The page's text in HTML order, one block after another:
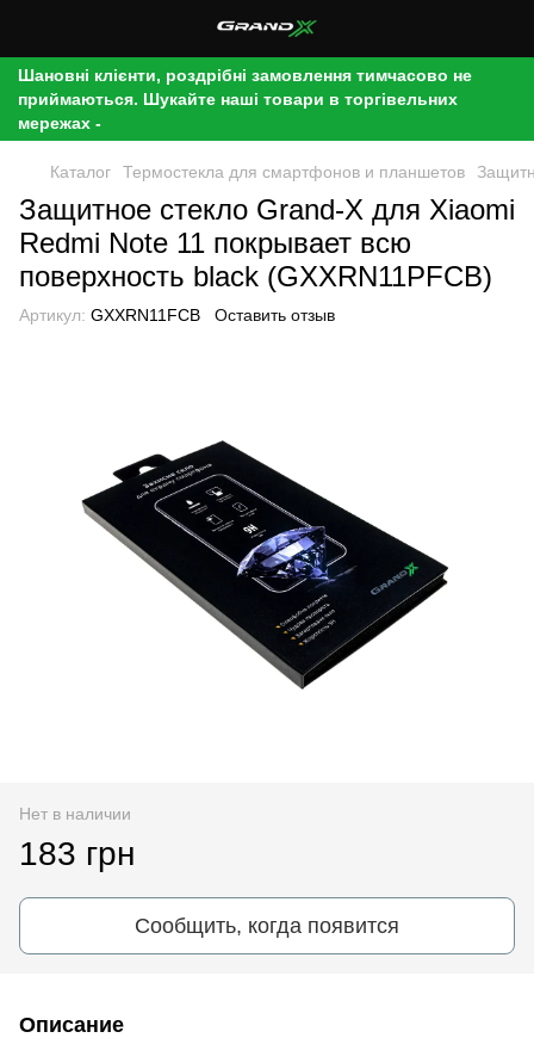
Шановні клієнти, роздрібні замовлення тимчасово не
приймаються. Шукайте наші товари в торгівельних
мережах -
Каталог Термостекла для смартфонов и планшетов
Защитное стекло Grand-X для Xiaomi
Redmi Note 11 покрывает всю
поверхность black (GXXRN11PFCB)
Артикул: GXXRN11FCB Оставить отзыв
Нет в наличии
183 грн
Сообщить, когда появится
Описание